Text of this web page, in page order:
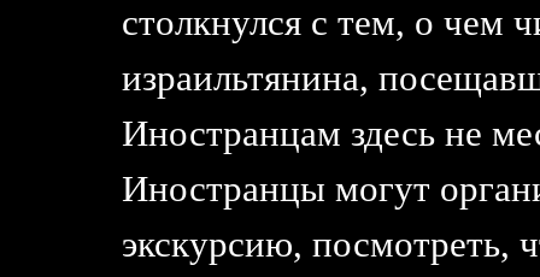
столкнулся с тем, о чем
израильтянина,
Иностранцам здесь не
Иностранцы могут
экскурсию, посмотреть,